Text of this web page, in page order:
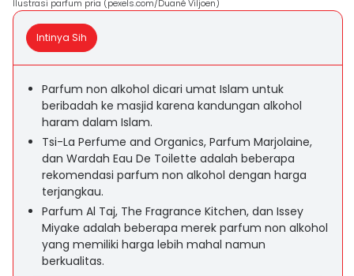
Ilustrasi parfum pria (pexels.com/Duané Viljoen)
Intinya Sih
Parfum non alkohol dicari umat Islam untuk
beribadah ke masjid karena kandungan alkohol
haram dalam Islam.
Tsi-La Perfume and Organics, Parfum Marjolaine,
dan Wardah Eau De Toilette adalah beberapa
rekomendasi parfum non alkohol dengan harga
terjangkau.
Parfum Al Taj, The Fragrance Kitchen, dan Issey
Miyake adalah beberapa merek parfum non alkohol
yang memiliki harga lebih mahal namun
berkualitas.